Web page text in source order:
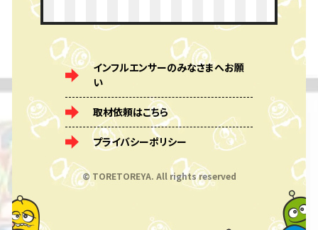
インフルエンサーのみなさまへお願
い
取材依頼はこちら
プライバシーポリシー
© TORETOREYA. All rights reserved